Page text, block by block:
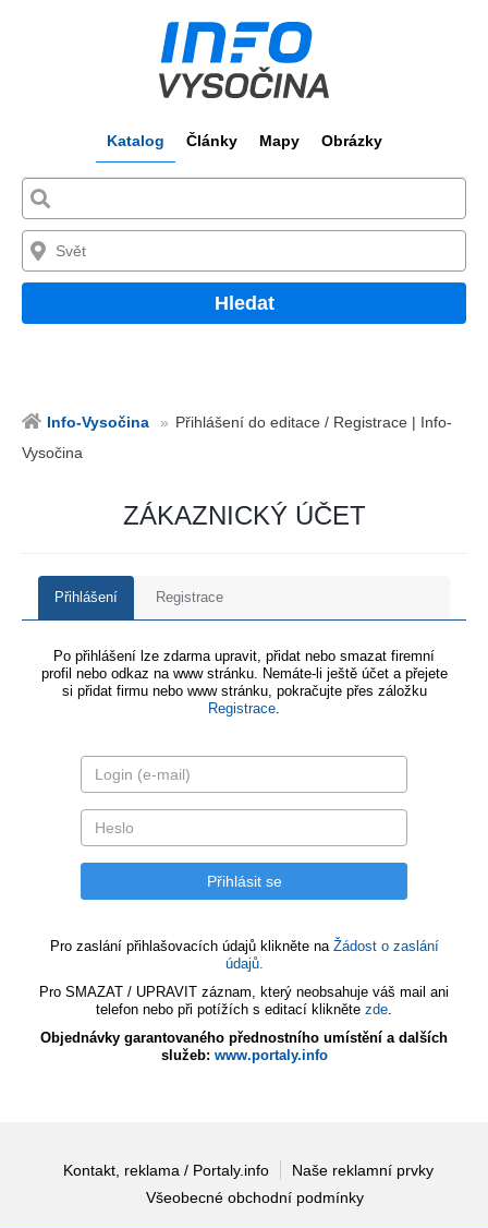
Katalog Články Mapy Obrázky
Hledat
Info-Vysočina
Přihlášení do editace / Registrace | Info-
Vysočina
ZÁKAZNICKÝ ÚČET
Přihlášení Registrace
Po přihlášení lze zdarma upravit, přidat nebo smazat firemní
profil nebo odkaz na www stránku. Nemáte-li ještě účet a přejete
si přidat firmu nebo www stránku, pokračujte přes záložku
Registrace.
Pro zaslání přihlašovacích údajů klikněte na Žádost o zaslání
údajů.
Pro SMAZAT / UPRAVIT záznam, který neobsahuje váš mail ani
telefon nebo při potížích s editací klikněte zde.
Objednávky garantovaného přednostního umístění a dalších
služeb: www.portaly.info
Kontakt, reklama / Portaly.info
Naše reklamní prvky
Všeobecné obchodní podmínky